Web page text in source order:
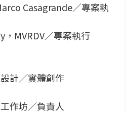
／專案執
／專案執行
計／實體創作
作坊／負責人